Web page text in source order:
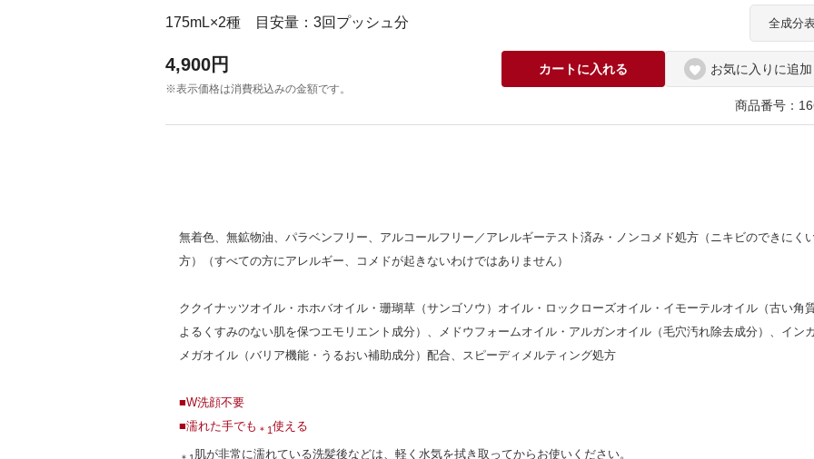
175mL×2種 目安量：3回プッシュ分 全成分
4,900円
※表示価格は消費税込みの金額です。
カートに入れる お気に入りに追加
商品番号：
無着色、無鉱物油、パラベンフリー、アルコールフリー／アレルギーテスト済み・ノンコメド処方（ニキビのできにく
方）（すべての方にアレルギー、コメドが起きないわけではありません）
ククイナッツオイル・ホホバオイル・珊瑚草（サンゴソウ）オイル・ロックローズオイル・イモーテルオイル（古い角
よるくすみのない肌を保つエモリエント成分）、メドウフォームオイル・アルガンオイル（毛穴汚れ除去成分）、イン
メガオイル（バリア機能・うるおい補助成分）配合、スピーディメルティング処方
■W洗顔不要
■濡れた手でも ＊1使える
肌が非常に濡れている洗髪後などは、軽く水気を拭き取ってからお使いください。